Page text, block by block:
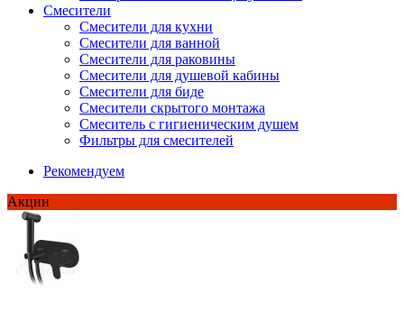
Смесители
Смесители для кухни
Смесители для ванной
Смесители для раковины
Смесители для душевой кабины
Смесители для биде
Смесители скрытого монтажа
Смеситель с гигиеническим душем
Фильтры для смесителей
Рекомендуем
Акции